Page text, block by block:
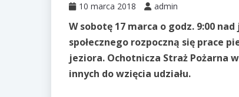
10 marca 2018 admin
W sobotę 17 marca o godz. 9:00
społecznego rozpoczną się prace
jeziora. Ochotnicza Straż Pożarna
innych do wzięcia udziału.